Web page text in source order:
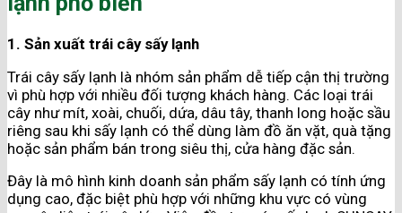
1. Sản xuất trái cây sấy lạnh
Trái cây sấy lạnh là nhóm sản phẩm dễ tiếp cận thị trường
vì phù hợp với nhiều đối tượng khách hàng. Các loại trái
cây như mít, xoài, chuối, dứa, dâu tây, thanh long hoặc sầu
riêng sau khi sấy lạnh có thể dùng làm đồ ăn vặt, quà tặng
hoặc sản phẩm bán trong siêu thị, cửa hàng đặc sản.
Đây là mô hình kinh doanh sản phẩm sấy lạnh có tính ứng
dụng cao, đặc biệt phù hợp với những khu vực có vùng